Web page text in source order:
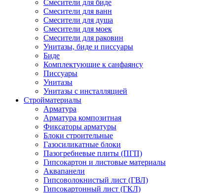
Смесители для биде
Смесители для ванн
Смесители для душа
Смесители для моек
Смесители для раковин
Унитазы, биде и писсуары
Биде
Комплектующие к санфаянсу
Писсуары
Унитазы
Унитазы с инсталляцией
Стройматериалы
Арматура
Арматура композитная
Фиксаторы арматуры
Блоки строительные
Газосиликатные блоки
Пазогребневые плиты (ПГП)
Гипсокартон и листовые материалы
Аквапанели
Гипсоволокнистый лист (ГВЛ)
Гипсокартонный лист (ГКЛ)